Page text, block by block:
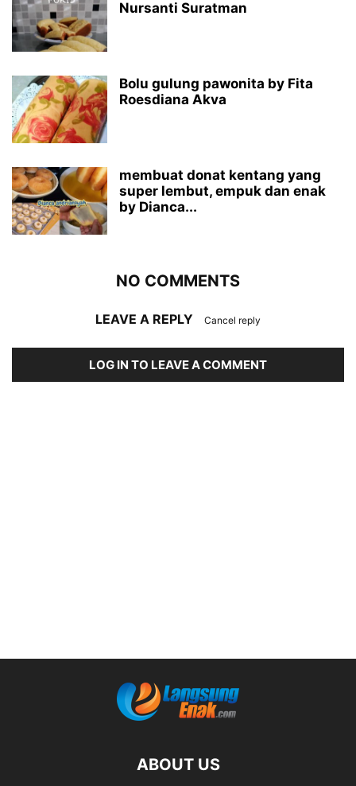
Nursanti Suratman
Bolu gulung pawonita by Fita
Roesdiana Akva
membuat donat kentang yang
super lembut, empuk dan enak
by Dianca...
NO COMMENTS
LEAVE A REPLY Cancel reply
LOG IN TO LEAVE A COMMENT
ABOUT US